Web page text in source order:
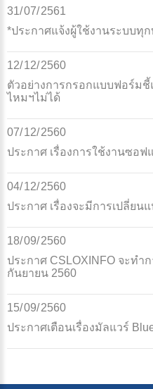
31/07/2561
*ประกาศแจ้งผู้ใช้งานระบบทุ
12/12/2560
ตัวอย่างการกรอกแบบฟอร์ม
ไหมฯไม่ได้
07/12/2560
ประกาศ เรื่องการใช้งานซอฟแ
04/12/2560
ประกาศ เรื่องจะมีการเปลี่ยน
18/09/2560
ประกาศ CSLOXINFO จะทำ
กันยายน 2560
15/09/2560
ประกาศเตือนเรื่องมัลแวร์